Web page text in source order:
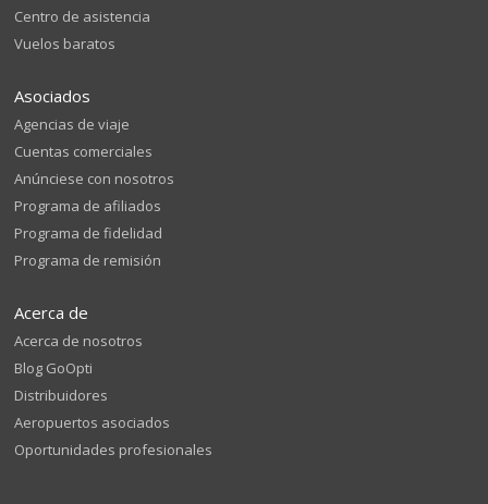
Centro de asistencia
Vuelos baratos
Asociados
Agencias de viaje
Cuentas comerciales
Anúnciese con nosotros
Programa de afiliados
Programa de fidelidad
Programa de remisión
Acerca de
Acerca de nosotros
Blog GoOpti
Distribuidores
Aeropuertos asociados
Oportunidades profesionales